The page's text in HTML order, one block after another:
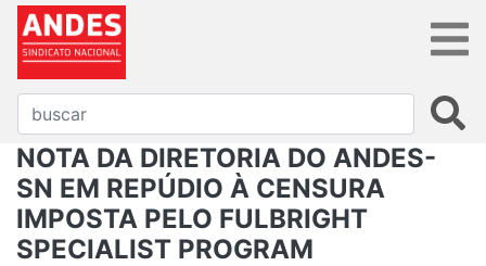
NOTA DA DIRETORIA DO ANDES-
SN EM REPÚDIO À CENSURA
IMPOSTA PELO FULBRIGHT
SPECIALIST PROGRAM